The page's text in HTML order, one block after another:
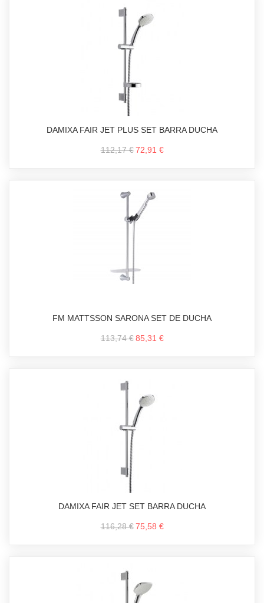
DAMIXA FAIR JET PLUS SET BARRA DUCHA
112,17 € 72,91 €
FM MATTSSON SARONA SET DE DUCHA
113,74 € 85,31 €
DAMIXA FAIR JET SET BARRA DUCHA
116,28 € 75,58 €